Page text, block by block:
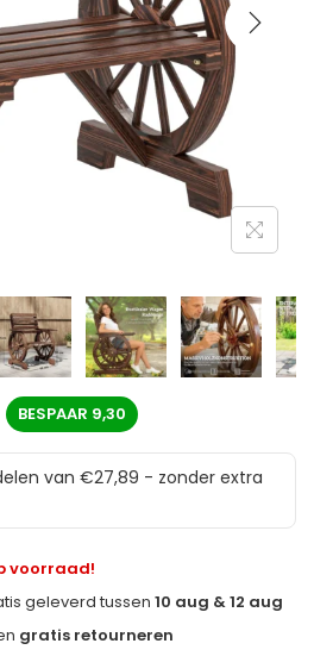
BESPAAR 9,30
van €27,89 - zonder extra
voorraad!
geleverd tussen10 aug & 12 aug
gratis retourneren